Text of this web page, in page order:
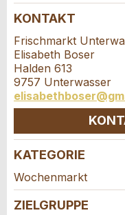
Nachricht
* Eingabe
Zur
an guidle
Schliessen
Strasse und Nr. *:
PLZ / Ort *:
KONTAKT
Frischmarkt
Elisabeth Boser
Halden 613
9757 Unterwasser
Kontakt
Verfassen Sie
KATEGORIE
Wochenmarkt
ZIELGRUPPE